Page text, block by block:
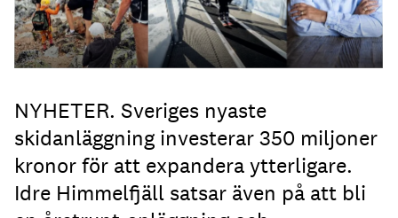
NYHETER. Sveriges nyaste
skidanläggning investerar 350 miljoner
kronor för att expandera ytterligare.
Idre Himmelfjäll satsar även på att bli